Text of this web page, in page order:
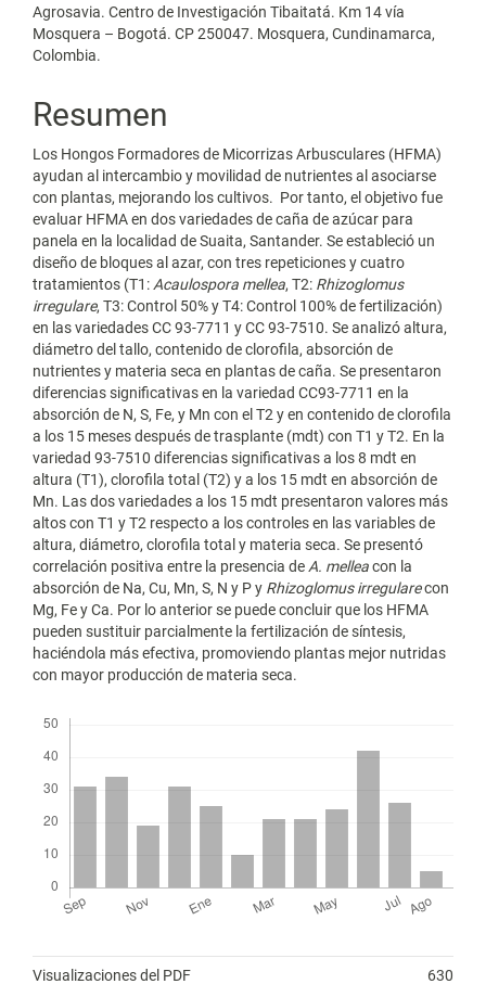
Agrosavia. Centro de Investigación Tibaitatá. Km 14 vía
Mosquera – Bogotá. CP 250047. Mosquera, Cundinamarca,
Colombia.
Resumen
Los Hongos Formadores de Micorrizas Arbusculares (HFMA)
ayudan al intercambio y movilidad de nutrientes al asociarse
con plantas, mejorando los cultivos. Por tanto, el objetivo fue
evaluar HFMA en dos variedades de caña de azúcar para
panela en la localidad de Suaita, Santander. Se estableció un
diseño de bloques al azar, con tres repeticiones y cuatro
tratamientos (T1: Acaulospora mellea, T2: Rhizoglomus
irregulare, T3: Control 50% y T4: Control 100% de fertilización)
en las variedades CC 93-7711 y CC 93-7510. Se analizó altura,
diámetro del tallo, contenido de clorofila, absorción de
nutrientes y materia seca en plantas de caña. Se presentaron
diferencias significativas en la variedad CC93-7711 en la
absorción de N, S, Fe, y Mn con el T2 y en contenido de clorofila
a los 15 meses después de trasplante (mdt) con T1 y T2. En la
variedad 93-7510 diferencias significativas a los 8 mdt en
altura (T1), clorofila total (T2) y a los 15 mdt en absorción de
Mn. Las dos variedades a los 15 mdt presentaron valores más
altos con T1 y T2 respecto a los controles en las variables de
altura, diámetro, clorofila total y materia seca. Se presentó
correlación positiva entre la presencia de A. melleacon la
absorción de Na, Cu, Mn, S, N y P y Rhizoglomus irregularecon
Mg, Fe y Ca. Por lo anterior se puede concluir que los HFMA
pueden sustituir parcialmente la fertilización de síntesis,
haciéndola más efectiva, promoviendo plantas mejor nutridas
con mayor producción de materia seca.
Visualizaciones del PDF 630